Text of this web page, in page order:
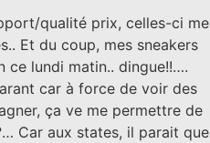
qualité prix, celles-ci me
Et du coup, mes sneakers
ce lundi matin.. dingue!!….
car à force de voir des
ça ve me permettre de
Car aux states, il parait que